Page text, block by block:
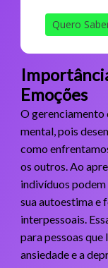
Quero
Emoções
O gerenciamento
mental, pois
como
os outros. Ao
indivíduos
sua autoestima e
interpessoais.
para pessoas
ansiedade e a